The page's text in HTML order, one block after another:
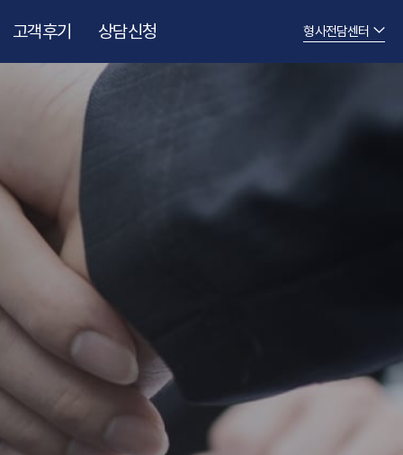
고객후기 상담신청 형사전담센터